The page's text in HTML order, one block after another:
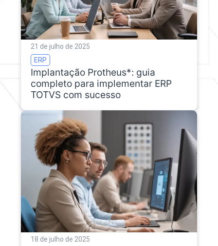
21 de julho de 2025
ERP
Implantação Protheus*: guia
completo para implementar ERP
TOTVS com sucesso
18 de julho de 2025